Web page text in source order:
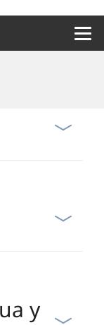
y